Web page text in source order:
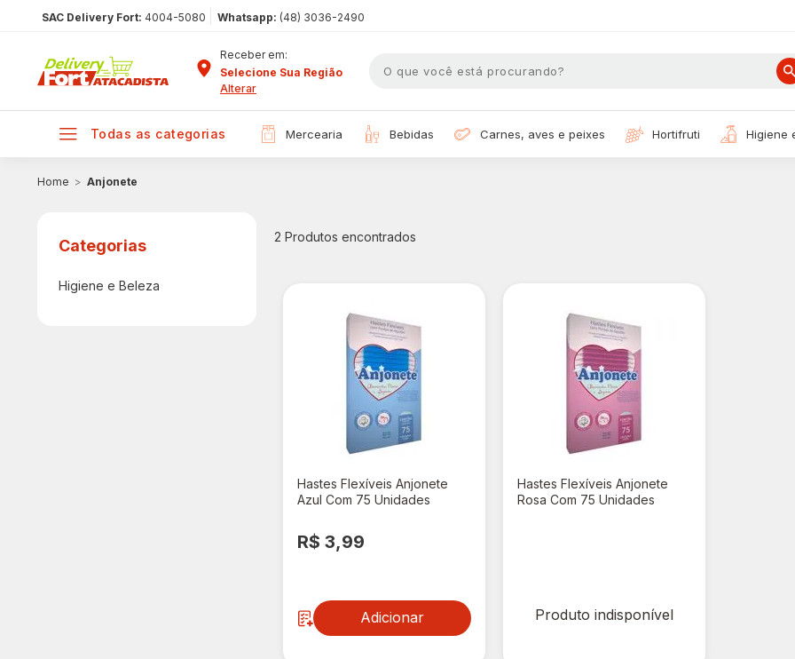
SAC Delivery Fort: 4004-5080 Whatsapp: (48) 3036-2490
Receber em:
Selecione Sua Região
Alterar
todas as categorias mercearia bebidas carnes, aves e peixes hortifruti
Anjonete
Higiene e Beleza
2 Produtos encontrados
Hastes Flexíveis Anjonete
Azul Com 75 Unidades
R$ 3,99
Adicionar
Hastes Flexíveis Anjonete
Rosa Com 75 Unidades
Produto indisponível